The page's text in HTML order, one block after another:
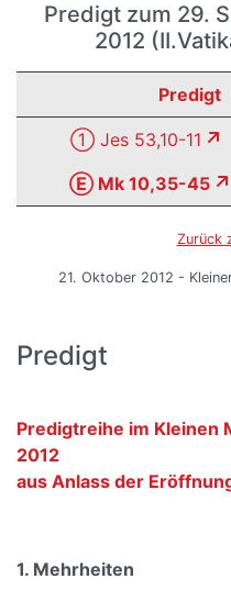
Predigt zum 29.
2012
Predigt
① Jes 53,10-11
Ⓔ Mk 10,35-45
Zurück
21. Oktober 2012 -
Predigt
Predigtreihe im Kleinen
2012
aus Anlass der
1. Mehrheiten